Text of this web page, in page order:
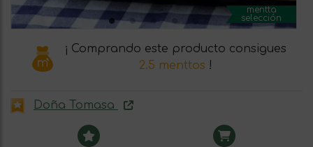
mentta
selección
¡ Comprando este producto consigues
2.5 menttos !
Doña Tomasa